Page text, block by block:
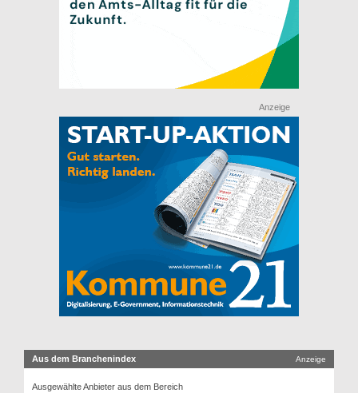
Anzeige
Aus dem Branchenindex Anzeige
Ausgewählte Anbieter aus dem Bereich